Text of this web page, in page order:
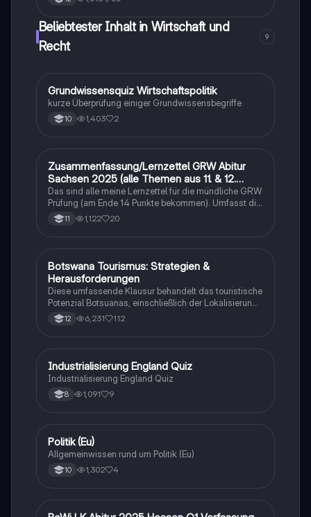
Angebot und Nachfrage, staatliche Eingriffe, Vor- und
Ordoliberalismus. Ideal für Studierende der
Politikwissenschaft und Wirtschaftslehre.
Beliebtester Inhalt in Wirtschaft und
Recht
9
GWirtschaft und Recht
Grundwissensquiz Wirtschaftspolitik
kurze Überprüfung einiger Grundwissensbegriffe
10 1,403 2
Wirtschaft und Recht
Zusammenfassung/Lernzettel GRW Abitur
Sachsen 2025 (alle Themen aus 11. & 12.
Klasse)
Das sind alle meine Lernzettel für die mündliche GRW
Prüfung (am Ende 14 Punkte bekommen). Umfasst die
Themen Medien, Sozialer Wandel, Internationale
Politik, Wirtschaft und politische Theorien. Jedenfalls
11 1,122 20
Geographie/Erdkunde
Botswana Tourismus: Strategien &
Herausforderungen
Diese umfassende Klausur behandelt das touristische
Potenzial Botsuanas, einschließlich der Lokalisierung,
Entwicklung und Bewertung der Nachhaltigkeit.
Analysiert werden die ökonomischen, sozialen und
Klausuren vorbereiten. Note: 13.
12 6,231 112
IGeschichte
Industrialisierung England Quiz
Industrialisierung England Quiz
8 1,091 9
PWirtschaft und Recht
Politik (Eu)
Allgemeinwissen rund um Politik (Eu)
10 1,302 4